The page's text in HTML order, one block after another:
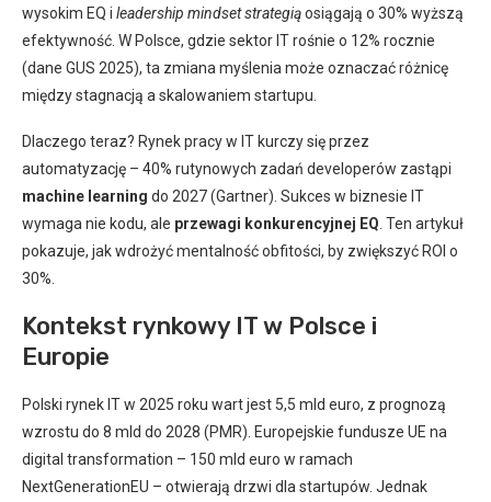
wysokim EQ i leadership mindset strategiąosiągają o 30% wyższą
efektywność. W Polsce, gdzie sektor IT rośnie o 12% rocznie
(dane GUS 2025), ta zmiana myślenia może oznaczać różnicę
między stagnacją a skalowaniem startupu.
Dlaczego teraz? Rynek pracy w IT kurczy się przez
automatyzację – 40% rutynowych zadań developerów zastąpi
machine learning do 2027 (Gartner). Sukces w biznesie IT
wymaga nie kodu, ale przewagi konkurencyjnej EQ . Ten artykuł
pokazuje, jak wdrożyć mentalność obfitości, by zwiększyć ROI o
30%.
Kontekst rynkowy IT w Polsce i
Europie
Polski rynek IT w 2025 roku wart jest 5,5 mld euro, z prognozą
wzrostu do 8 mld do 2028 (PMR). Europejskie fundusze UE na
digital transformation – 150 mld euro w ramach
NextGenerationEU – otwierają drzwi dla startupów. Jednak